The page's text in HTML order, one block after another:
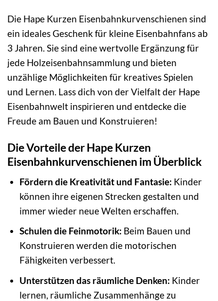
Die Hape Kurzen Eisenbahnkurvenschienen sind
ein ideales Geschenk für kleine Eisenbahnfans ab
3 Jahren. Sie sind eine wertvolle Ergänzung für
jede Holzeisenbahnsammlung und bieten
unzählige Möglichkeiten für kreatives Spielen
und Lernen. Lass dich von der Vielfalt der Hape
Eisenbahnwelt inspirieren und entdecke die
Freude am Bauen und Konstruieren!
Die Vorteile der Hape Kurzen
Eisenbahnkurvenschienen im Überblick
Fördern die Kreativität und Fantasie: Kinder
können ihre eigenen Strecken gestalten und
immer wieder neue Welten erschaffen.
Schulen die Feinmotorik: Beim Bauen und
Konstruieren werden die motorischen
Fähigkeiten verbessert.
Unterstützen das räumliche Denken: Kinder
lernen, räumliche Zusammenhänge zu